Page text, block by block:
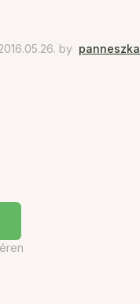
by panneszka